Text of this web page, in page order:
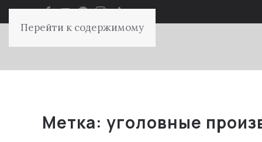
Перейти к содержимому
Метка: уголовные